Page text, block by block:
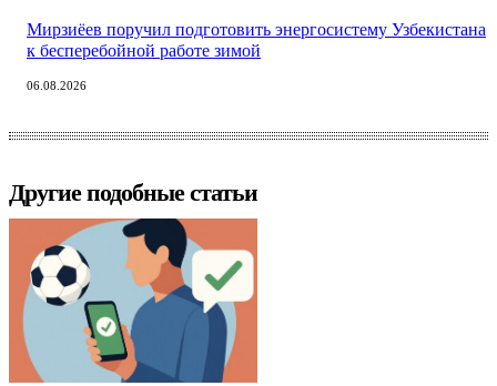
Мирзиёев поручил подготовить энергосистему Узбекистана
к бесперебойной работе зимой
06.08.2026
Другие подобные статьи